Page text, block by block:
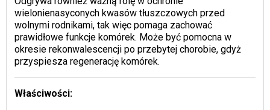
wielonienasyconych kwasów tłuszczowych przed
wolnymi rodnikami, tak więc pomaga zachować
prawidłowe funkcje komórek. Może być pomocna w
okresie rekonwalescencji po przebytej chorobie, gdyż
przyspiesza regenerację komórek.
Właściwości: